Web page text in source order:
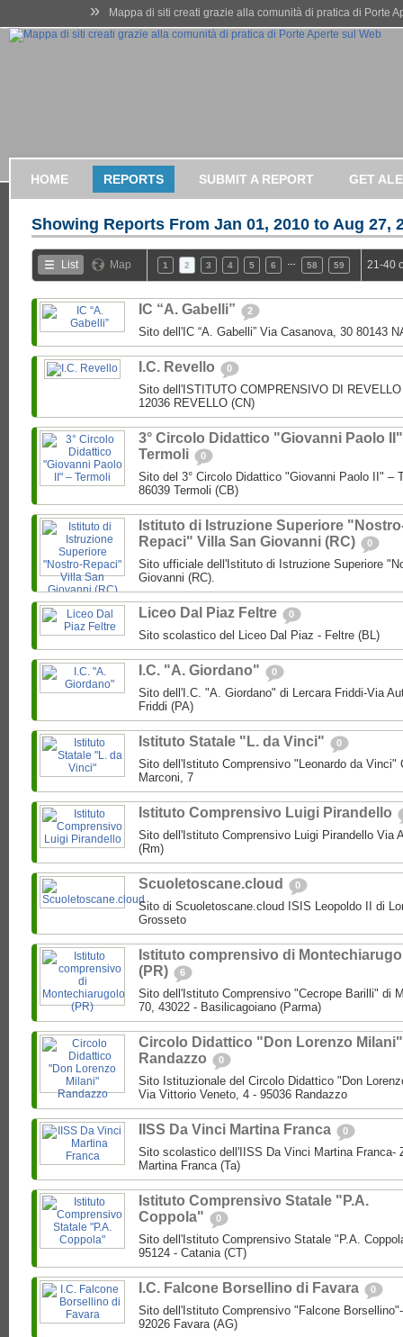
» Mappa di siti creati grazie alla comunità di pratica di Porte
HOME REPORTS SUBMIT A REPORT GET
Showing Reports From Jan 01, 2010 to Aug 27,
List Map 1 2 3 4 5 6 58 59 21-40
IC “A. Gabelli” 2
Sito dell'IC “A. Gabelli” Via Casanova, 30 80143
I.C. Revello 0
Sito dell'ISTITUTO COMPRENSIVO DI
12036 REVELLO (CN)
3° Circolo Didattico "Giovanni Paolo
Termoli
0
Sito del 3° Circolo Didattico "Giovanni Paolo II" –
86039 Termoli (CB)
Istituto di Istruzione Superiore
Repaci" Villa San Giovanni (RC)
0
Sito ufficiale dell'Istituto di Istruzione Superiore
Giovanni (RC).
Liceo Dal Piaz Feltre 0
Sito scolastico del Liceo Dal Piaz - Feltre (BL)
I.C. "A. Giordano" 0
Sito dell'I.C. "A. Giordano" di Lercara Friddi-Via
Friddi (PA)
Istituto Statale "L. da Vinci" 0
Sito dell'Istituto Comprensivo "Leonardo da Vinci"
Marconi, 7
Istituto Comprensivo Luigi Pirandello
Sito dell'Istituto Comprensivo Luigi Pirandello Via
(Rm)
Scuoletoscane.cloud 0
Sito di Scuoletoscane.cloud ISIS Leopoldo II di
Grosseto
Istituto comprensivo di
(PR)
6
Sito dell'Istituto Comprensivo "Cecrope Barilli" di
70, 43022 - Basilicagoiano (Parma)
Circolo Didattico "Don Lorenzo Milani"
Randazzo
0
Sito Istituzionale del Circolo Didattico "Don
Via Vittorio Veneto, 4 - 95036 Randazzo
IISS Da Vinci Martina Franca 0
Sito scolastico dell'IISS Da Vinci Martina Franca-
Martina Franca (Ta)
Istituto Comprensivo Statale "P.A.
Coppola"
0
Sito dell'Istituto Comprensivo Statale "P.A.
95124 - Catania (CT)
I.C. Falcone Borsellino di Favara 0
Sito dell'Istituto Comprensivo "Falcone
92026 Favara (AG)